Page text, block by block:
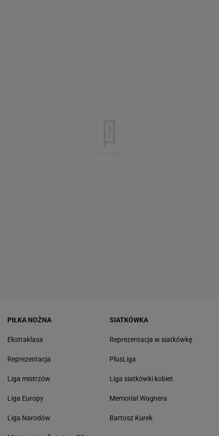
PIŁKA NOŻNA
Ekstraklasa
Reprezentacja
Liga mistrzów
Liga Europy
Liga Narodów
SIATKÓWKA
Reprezentacja w siatkówkę
PlusLiga
Liga siatkówki kobiet
Memoriał Wagnera
Bartosz Kurek